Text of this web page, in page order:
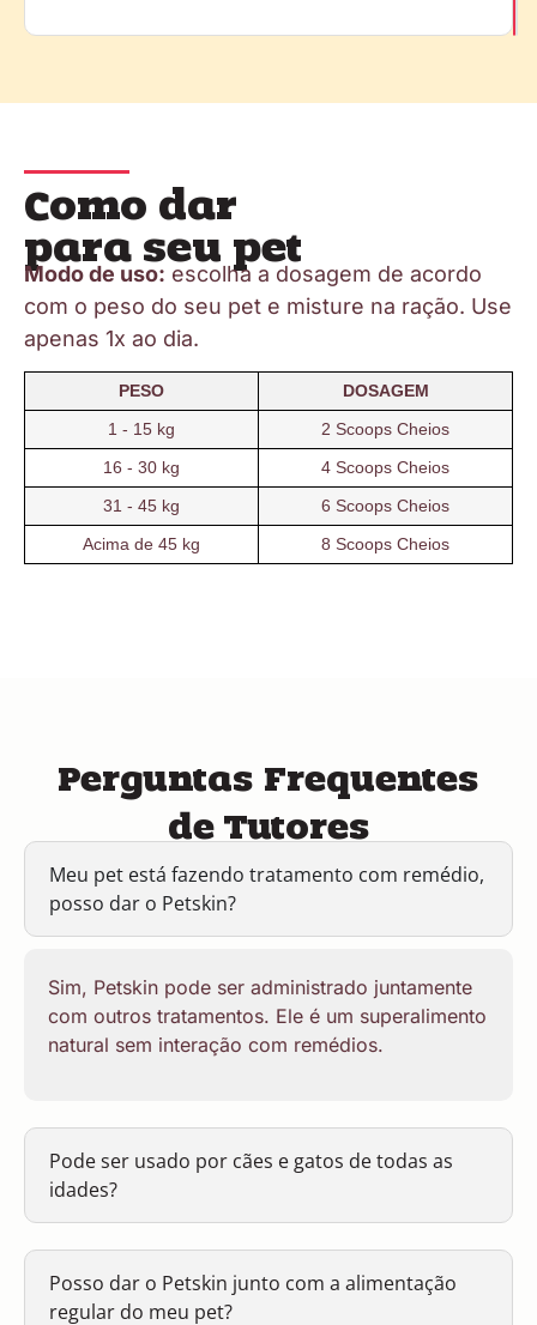
Como dar
para seu pet
Modo de uso: escolha a dosagem de acordo
com o peso do seu pet e misture na ração. Use
apenas 1x ao dia.
PESO
DOSAGEM
1 - 15 kg
2 Scoops Cheios
16 - 30 kg
4 Scoops Cheios
31 - 45 kg
6 Scoops Cheios
Acima de 45 kg
8 Scoops Cheios
Perguntas Frequentes
de Tutores
Meu pet está fazendo tratamento com remédio,
posso dar o Petskin?
Sim, Petskin pode ser administrado juntamente
com outros tratamentos. Ele é um superalimento
natural sem interação com remédios.
Pode ser usado por cães e gatos de todas as
idades?
Posso dar o Petskin junto com a alimentação
regular do meu pet?